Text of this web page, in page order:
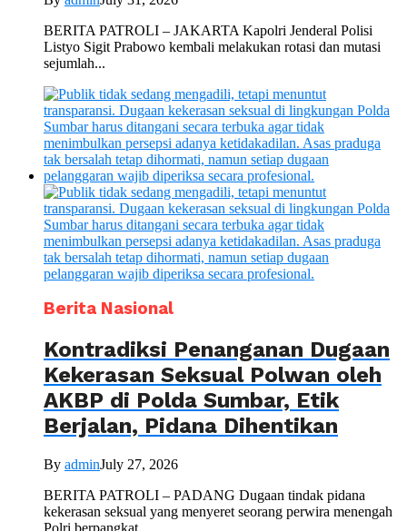
BERITA PATROLI – JAKARTA Kapolri Jenderal Polisi
Listyo Sigit Prabowo kembali melakukan rotasi dan mutasi
sejumlah...
Berita Nasional
Kontradiksi Penanganan Dugaan
Kekerasan Seksual Polwan oleh
AKBP di Polda Sumbar, Etik
Berjalan, Pidana Dihentikan
By adminJuly 27, 2026
BERITA PATROLI – PADANG Dugaan tindak pidana
kekerasan seksual yang menyeret seorang perwira menengah
Polri berpangkat...